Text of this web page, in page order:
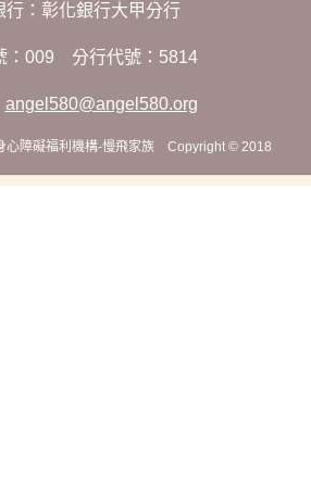
行：彰化銀行大甲分行
：009 分行代號：5814
angel580@angel580.org
心障礙福利機構-慢飛家族 Copyright © 2018